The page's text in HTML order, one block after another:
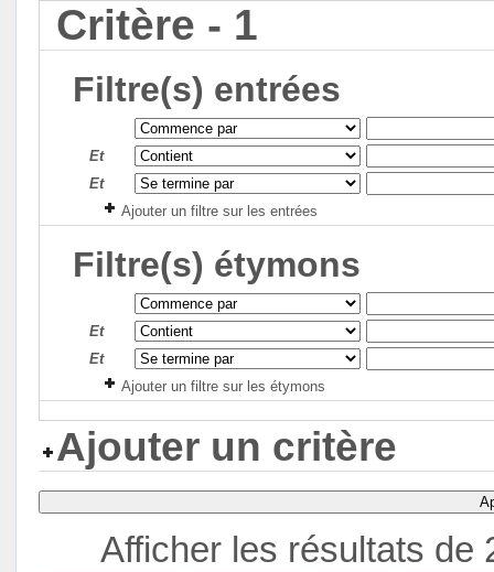
Critère - 1
Filtre(s) entrées
Et
Et
Ajouter un filtre sur les entrées
Filtre(s) étymons
Et
Et
Ajouter un filtre sur les étymons
Ajouter un critère
Afficher les résultats de